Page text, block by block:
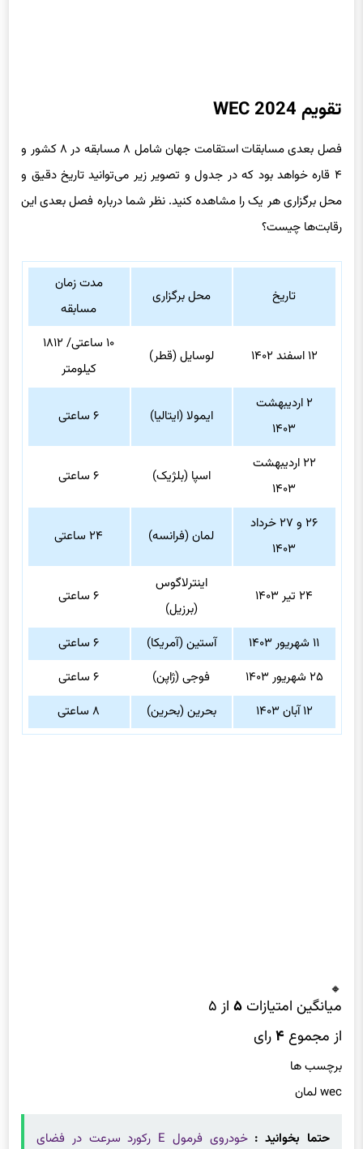
تقویم WEC 2024
فصل بعدی مسابقات استقامت جهان شامل ۸ مسابقه در ۸ کشور و
۴ قاره خواهد بود که در جدول و تصویر زیر می‌توانید تاریخ دقیق و
محل برگزاری هر یک را مشاهده کنید. نظر شما درباره فصل بعدی این
رقابت‌ها چیست؟
تاریخ محل برگزاری
مدت زمان
مسابقه
۱۲ اسفند ۱۴۰۲ لوسایل (قطر)
۱۰ ساعتی/ ۱۸۱۲
کیلومتر
۲ اردیبهشت
۱۴۰۳
ایمولا (ایتالیا) ۶ ساعتی
۲۲ اردیبهشت
۱۴۰۳
اسپا (بلژیک) ۶ ساعتی
۲۶ و ۲۷ خرداد
۱۴۰۳
لمان (فرانسه) ۲۴ ساعتی
۲۴ تیر ۱۴۰۳
اینترلاگوس
(برزیل)
۶ ساعتی
۱۱ شهریور ۱۴۰۳ آستین (آمریکا)
۶ ساعتی
۲۵ شهریور ۱۴۰۳
فوجی (ژاپن)
۶ ساعتی
۱۲ آبان ۱۴۰۳
بحرین (بحرین) ۸ ساعتی
میانگین امتیازات۵ از ۵
از مجموع ۴رای
برچسب ها
wec لمان
حتما بخوانید :
خودروی فرمول E رکورد سرعت در فضای